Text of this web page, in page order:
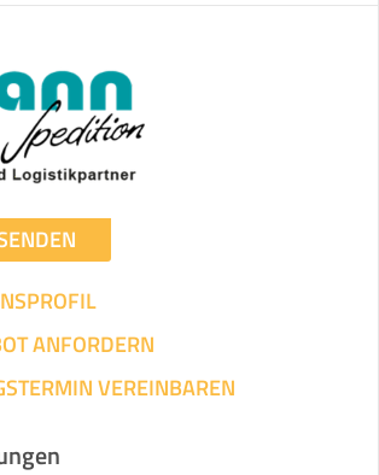
ANFORDERN
VEREINBAREN